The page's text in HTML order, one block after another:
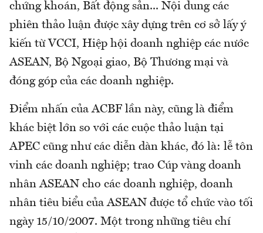
chứng khoán, Bất động sản... Nội dung các
phiên thảo luận được xây dựng trên cơ sở lấy ý
kiến từ VCCI, Hiệp hội doanh nghiệp các nước
ASEAN, Bộ Ngoại giao, Bộ Thương mại và
đóng góp của các doanh nghiệp.
Điểm nhấn của ACBF lần này, cũng là điểm
khác biệt lớn so với các cuộc thảo luận tại
APEC cũng như các diễn dàn khác, đó là: lễ tôn
vinh các doanh nghiệp; trao Cúp vàng doanh
nhân ASEAN cho các doanh nghiệp, doanh
nhân tiêu biểu của ASEAN được tổ chức vào tối
ngày 15/10/2007. Một trong những tiêu chí